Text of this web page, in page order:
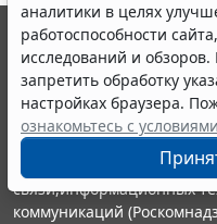
аналитики в целях
работоспособности
исследований и
запретить обработку
настройках браузера.
ознакомьтесь с
© ООО "НПП "ГАРАНТ-
выпускается с 1990
являются участниками
информации ГАРАНТ.
Портал ГАРАНТ.РУ
издания Федеральной
связи,информационных
коммуникаций